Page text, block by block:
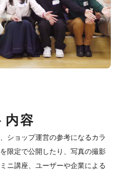
内容
ショップ運営の参考になるカラ
限定で公開したり、写真の撮影
ニ講座、ユーザーや企業による